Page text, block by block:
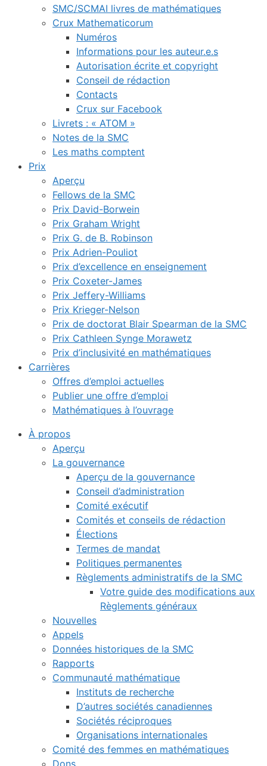
SMC/SCMAI livres de mathématiques
Crux Mathematicorum
Numéros
Informations pour les auteur.e.s
Autorisation écrite et copyright
Conseil de rédaction
Contacts
Crux sur Facebook
Livrets : « ATOM »
Notes de la SMC
Les maths comptent
Prix
Aperçu
Fellows de la SMC
Prix David-Borwein
Prix Graham Wright
Prix G. de B. Robinson
Prix Adrien-Pouliot
Prix d’excellence en enseignement
Prix Coxeter-James
Prix Jeffery-Williams
Prix Krieger-Nelson
Prix de doctorat Blair Spearman de la SMC
Prix Cathleen Synge Morawetz
Prix d’inclusivité en mathématiques
Carrières
Offres d’emploi actuelles
Publier une offre d’emploi
Mathématiques à l’ouvrage
À propos
Aperçu
La gouvernance
Aperçu de la gouvernance
Conseil d’administration
Comité exécutif
Comités et conseils de rédaction
Élections
Termes de mandat
Politiques permanentes
Règlements administratifs de la SMC
Votre guide des modifications aux
Règlements généraux
Nouvelles
Appels
Données historiques de la SMC
Rapports
Communauté mathématique
Instituts de recherche
D’autres sociétés canadiennes
Sociétés réciproques
Organisations internationales
Comité des femmes en mathématiques
Dons